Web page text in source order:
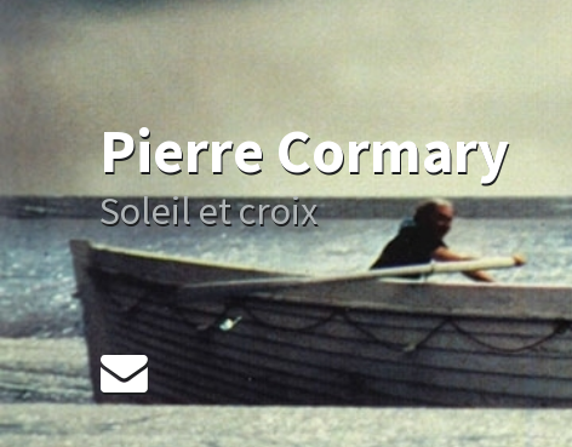
Pierre Cormary
Soleil et croix